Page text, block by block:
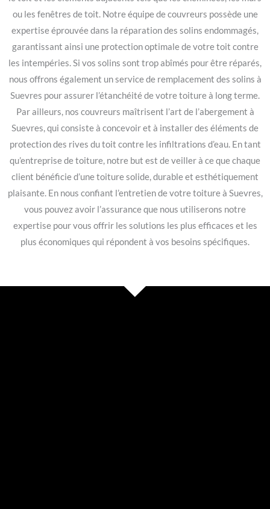
ou les fenêtres de toit. Notre équipe de couvreurs possède une
expertise éprouvée dans la réparation des solins endommagés,
garantissant ainsi une protection optimale de votre toit contre
les intempéries. Si vos solins sont trop abîmés pour être réparés,
nous offrons également un service de remplacement des solins à
Suevres pour assurer l’étanchéité de votre toiture à long terme.
Par ailleurs, nos couvreurs maîtrisent l’art de l’abergement à
Suevres, qui consiste à concevoir et à installer des éléments de
protection des rives du toit contre les infiltrations d’eau. En tant
qu’entreprise de toiture, notre but est de veiller à ce que chaque
client bénéficie d’une toiture solide, durable et esthétiquement
plaisante. En nous confiant l’entretien de votre toiture à Suevres,
vous pouvez avoir l’assurance que nous utiliserons notre
expertise pour vous offrir les solutions les plus efficaces et les
plus économiques qui répondent à vos besoins spécifiques.